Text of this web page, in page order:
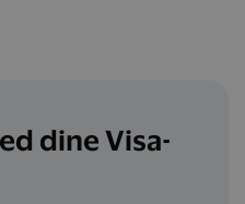
dine Visa-